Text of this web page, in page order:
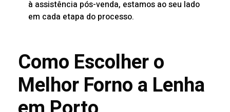
à assistência pós-venda, estamos ao seu lado
em cada etapa do processo.
Como Escolher o
Melhor Forno a Lenha